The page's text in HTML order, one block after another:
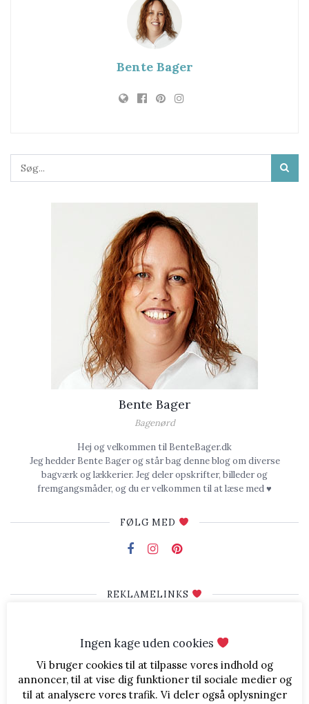
Bente Bager
Bente Bager
Bagenørd
Hej og velkommen til BenteBager.dk
Jeg hedder Bente Bager og står bag denne blog om diverse
bagværk og lækkerier. Jeg deler opskrifter, billeder og
fremgangsmåder, og du er velkommen til at læse med ♥
FØLG MED
REKLAMELINKS
Ingen kage uden cookies
Vi bruger cookies til at tilpasse vores indhold og
annoncer, til at vise dig funktioner til sociale medier og
til at analysere vores trafik. Vi deler også oplysninger